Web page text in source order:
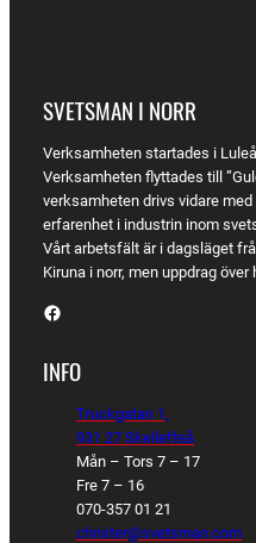
SVETSMAN I NORR
Verksamheten startades i
Verksamheten flyttades till
verksamheten drivs vidare
erfarenhet i industrin inom
Vårt arbetsfält är i dagsläget
Kiruna i norr, men uppdrag
Facebook
INFO
Truckgatan 1,
931 27 Skellefteå
Mån – Tors 7 – 17
Fre 7 – 16
070-357 01 21
christer@svetsman.com